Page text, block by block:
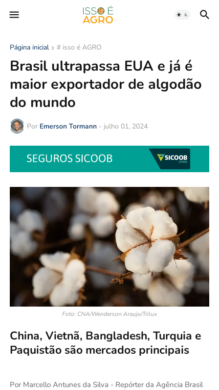
Página inicial # isso é AGRO
Brasil ultrapassa EUA e já é
maior exportador de algodão
do mundo
Por Emerson Tormann - julho 01, 2024
Foto: CNA/Wenderson Araujo/Trilux
China, Vietnã, Bangladesh, Turquia e
Paquistão são mercados principais
Por Marcello Antunes da Silva - Repórter da Agência Brasil